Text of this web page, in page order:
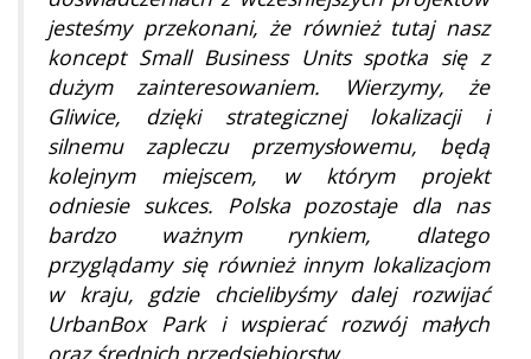
jesteśmy przekonani, że również tutaj nasz
koncept Small Business Units spotka się z
dużym zainteresowaniem. Wierzymy, że
Gliwice, dzięki strategicznej lokalizacji i
silnemu zapleczu przemysłowemu, będą
kolejnym miejscem, w którym projekt
odniesie sukces. Polska pozostaje dla nas
bardzo ważnym rynkiem, dlatego
przyglądamy się również innym lokalizacjom
w kraju, gdzie chcielibyśmy dalej rozwijać
UrbanBox Park i wspierać rozwój małych
oraz średnich przedsiębiorstw.